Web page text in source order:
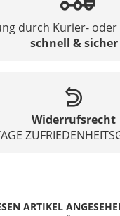
durch Kurier-
schnell & sicher
Widerrufsrecht
ARTIKEL